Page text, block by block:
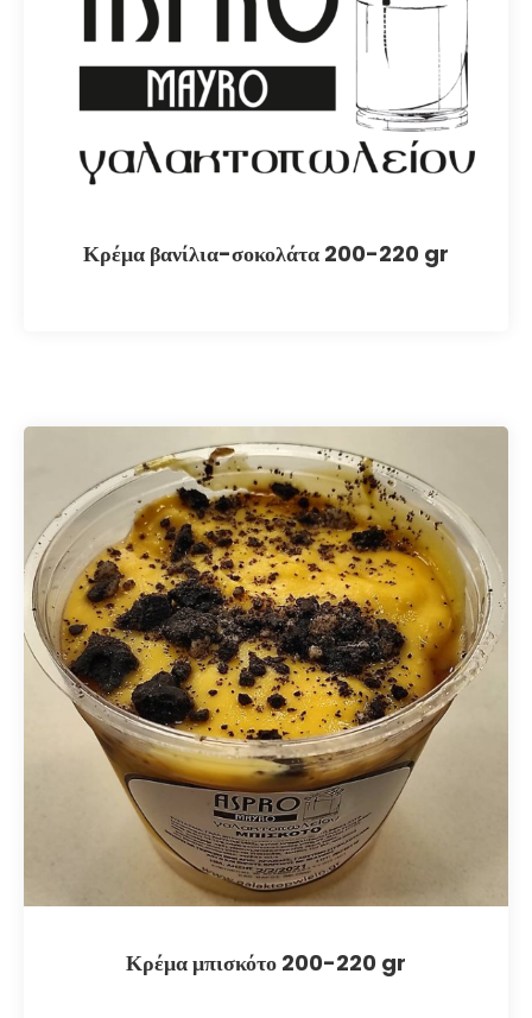
Κρέμα βανίλια-σοκολάτα 200-220 gr
Κρέμα μπισκότο 200-220 gr